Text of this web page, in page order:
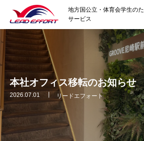
地方国公立・体育会学生の
サービス
HOME
就活イベント
クラブ協賛
参加学生の声
就活コラム
本社オフィス移転のお知らせ
2026.07.01 リードエフォート